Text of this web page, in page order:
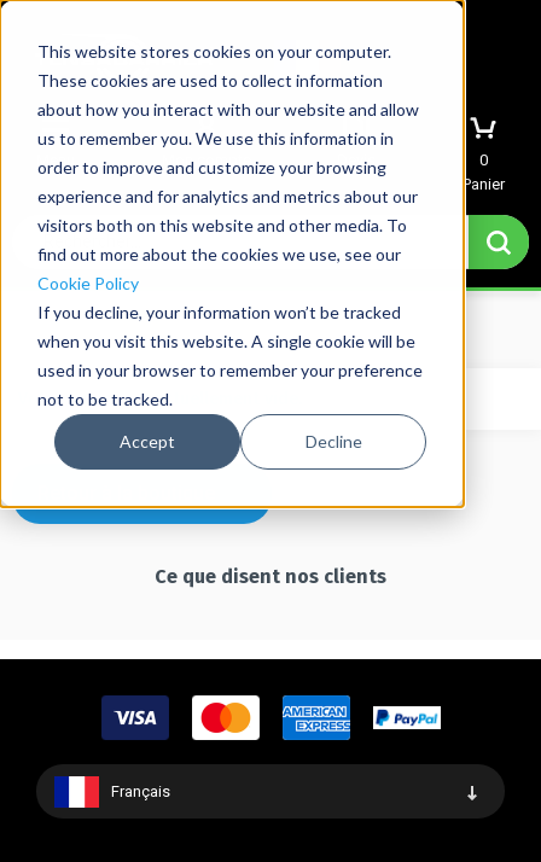
This website stores cookies on your computer.
These cookies are used to collect information
about how you interact with our website and allow
us to remember you. We use this information in
order to improve and customize your browsing
experience and for analytics and metrics about our
visitors both on this website and other media. To
find out more about the cookies we use, see our
Cookie Policy
If you decline, your information won’t be tracked
when you visit this website. A single cookie will be
used in your browser to remember your preference
not to be tracked.
Accept Decline
Menu Mon compte Devis
0
Panier
Votre panier est actuellement vide.
Ce que disent nos clients
Français